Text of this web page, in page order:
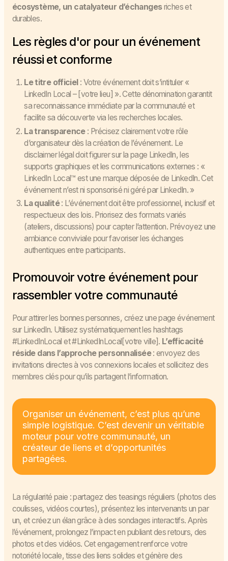
écosystème, un catalyateur d’échangesriches et
durables.
Les règles d'or pour un événement
réussi et conforme
Le titre officiel: Votre événement doit s’intituler «
LinkedIn Local – [votre lieu] ». Cette dénomination garantit
sa reconnaissance immédiate par la communauté et
facilite sa découverte via les recherches locales.
La transparence: Précisez clairement votre rôle
d’organisateur dès la création de l’événement. Le
disclaimer légal doit figurer sur la page LinkedIn, les
supports graphiques et les communications externes : «
LinkedIn Local™ est une marque déposée de LinkedIn. Cet
événement n’est ni sponsorisé ni géré par LinkedIn. »
La qualité: L’événement doit être professionnel, inclusif et
respectueux des lois. Priorisez des formats variés
(ateliers, discussions) pour capter l’attention. Prévoyez une
ambiance conviviale pour favoriser les échanges
authentiques entre participants.
Promouvoir votre événement pour
rassembler votre communauté
Pour attirer les bonnes personnes, créez une page événement
sur LinkedIn. Utilisez systématiquement les hashtags
#LinkedInLocal et #LinkedInLocal[votre ville]. L’efficacité
réside dans l’approche personnalisée: envoyez des
invitations directes à vos connexions locales et sollicitez des
membres clés pour qu’ils partagent l’information.
Organiser un événement, c’est plus qu’une
simple logistique. C’est devenir un véritable
moteur pour votre communauté, un
créateur de liens et d’opportunités
partagées.
La régularité paie : partagez des teasings réguliers (photos des
coulisses, vidéos courtes), présentez les intervenants un par
un, et créez un élan grâce à des sondages interactifs. Après
l’événement, prolongez l’impact en publiant des retours, des
photos et des vidéos. Cet engagement renforce votre
notoriété locale, tisse des liens solides et génère des